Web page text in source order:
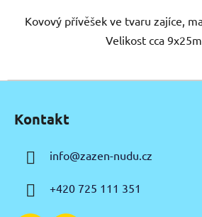
Kovový přívěšek ve tvaru zajíce,
Velikost cca
Kontakt
info@zazen-nudu.cz
+420 725 111 351